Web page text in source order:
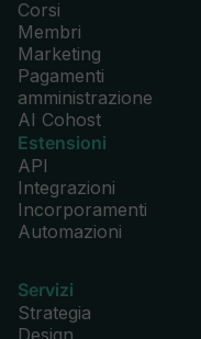
Note vocali
Programma di
Corsi
Membri
Marketing
Pagamenti
amministrazione
AI Cohost
Estensioni
API
Integrazioni
Incorporamenti
Automazioni
Servizi
Strategia
Design